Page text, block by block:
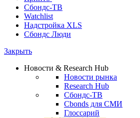
Сбондс-ТВ
Watchlist
Надстройка XLS
Сбондс Люди
Закрыть
Новости & Research Hub
Новости рынка
Research Hub
Сбондс-ТВ
Cbonds для СМИ
Глоссарий